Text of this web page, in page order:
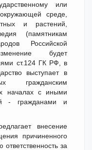
или
среде,
и растений,
(памятникам
Российской
будет
ст.124 ГК РФ, в
выступает в
гражданским
началах с иными
- гражданами и
внесение
причиненного
за